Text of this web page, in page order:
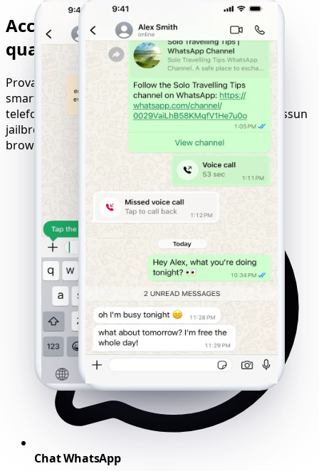
Accesso multipiattaforma per
qualsiasi dispositivo o rete
Prova il monitoraggio fluido di WhatsApp su
smartphone, desktop e tutti i principali provider di
telefonia mobile Nessuna installazione richiesta, nessun
jailbreak necessario: funziona direttamente dal tuo
browser.
Chat WhatsApp